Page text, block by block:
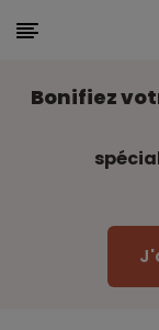
Bonifiez